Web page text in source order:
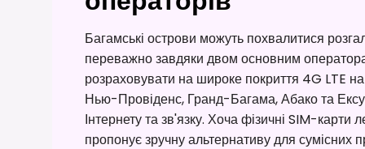
Багамські острови можуть похвалитися
переважно завдяки двом основним
розраховувати на широке покриття 4G LTE
Нью-Провіденс, Гранд-Багама, Абако та
Інтернету та зв'язку. Хоча фізичні SIM-карти
пропонує зручну альтернативу для сумісних